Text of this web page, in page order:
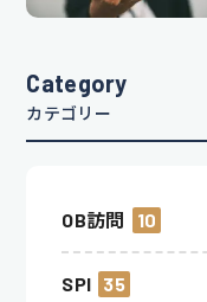
Category
カテゴリー
OB訪問 10
SPI 35